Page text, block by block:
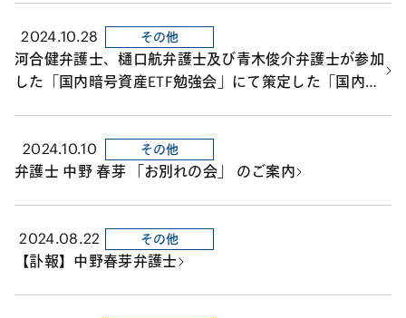
2024.10.28 その他
河合健弁護士、樋口航弁護士及び青木俊介弁護士が参加
した「国内暗号資産ETF勉強会」にて策定した「国内に
2024.10.10
その他
弁護士 中野 春芽 「お別れの会」 のご案内
2024.08.22 その他
【訃報】中野春芽弁護士